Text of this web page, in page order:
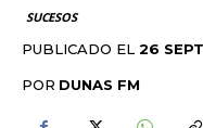
SUCESOS
PUBLICADO EL 26
POR DUNAS FM